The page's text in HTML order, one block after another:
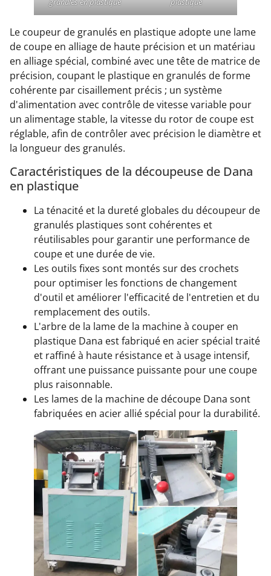
Le coupeur de granulés en plastique adopte une lame
de coupe en alliage de haute précision et un matériau
en alliage spécial, combiné avec une tête de matrice de
précision, coupant le plastique en granulés de forme
cohérente par cisaillement précis ; un système
d'alimentation avec contrôle de vitesse variable pour
un alimentage stable, la vitesse du rotor de coupe est
réglable, afin de contrôler avec précision le diamètre et
la longueur des granulés.
Caractéristiques de la découpeuse de Dana
en plastique
La ténacité et la dureté globales du découpeur de
granulés plastiques sont cohérentes et
réutilisables pour garantir une performance de
coupe et une durée de vie.
Les outils fixes sont montés sur des crochets
pour optimiser les fonctions de changement
d'outil et améliorer l'efficacité de l'entretien et du
remplacement des outils.
L'arbre de la lame de la machine à couper en
plastique Dana est fabriqué en acier spécial traité
et raffiné à haute résistance et à usage intensif,
offrant une puissance puissante pour une coupe
plus raisonnable.
Les lames de la machine de découpe Dana sont
fabriquées en acier allié spécial pour la durabilité.